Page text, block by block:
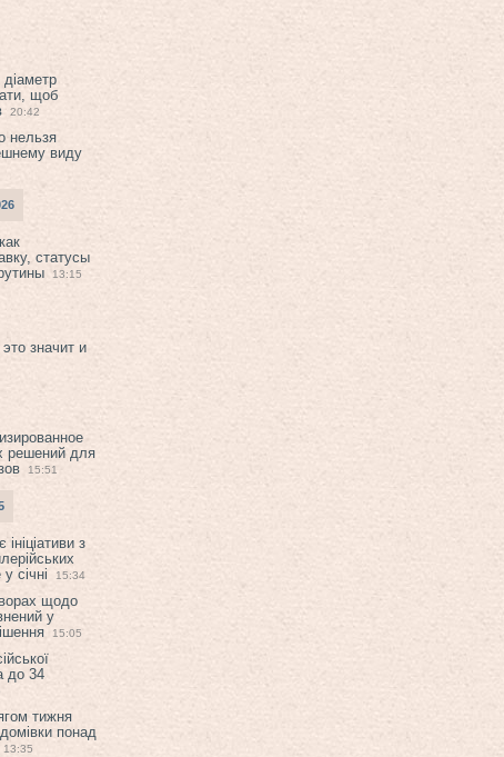
щоб
20:42
нельзя
виду
статусы
13:15
значит и
решений для
15:51
з
січні
15:34
щодо
у
15:05
до 34
тижня
понад
13:35